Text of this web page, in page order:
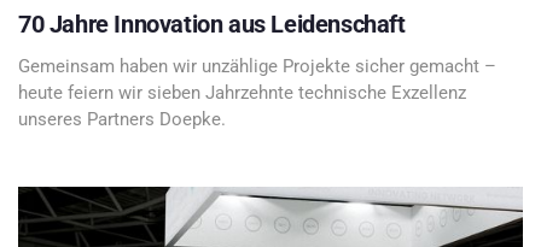
70 Jahre Innovation aus Leidenschaft
Gemeinsam haben wir unzählige Projekte sicher gemacht –
heute feiern wir sieben Jahrzehnte technische Exzellenz
unseres Partners Doepke.